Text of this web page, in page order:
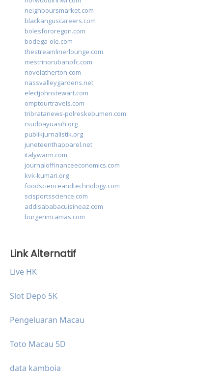
neighboursmarket.com
blackanguscareers.com
bolesfororegon.com
bodega-ole.com
thestreamlinerlounge.com
mestrinorubanofc.com
novelatherton.com
nassvalleygardens.net
electjohnstewart.com
omptourtravels.com
tribratanews-polreskebumen.com
rsudbayuasih.org
publikjurnalistik.org
juneteenthapparel.net
italywarm.com
journaloffinanceeconomics.com
kvk-kumari.org
foodscienceandtechnology.com
scisportsscience.com
addisababacuisineaz.com
burgerimcamas.com
Link Alternatif
Live HK
Slot Depo 5K
Pengeluaran Macau
Toto Macau 5D
data kamboja